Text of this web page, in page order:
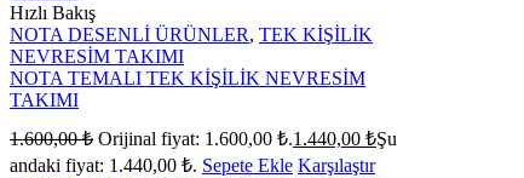
Hızlı Bakış
NOTA DESENLİ ÜRÜNLER, TEK KİŞİLİK
NEVRESİM TAKIMI
NOTA TEMALI TEK KİŞİLİK NEVRESİM
TAKIMI
1.600,00₺ Orijinal fiyat: 1.600,00 ₺.1.440,00 ₺Şu
andaki fiyat: 1.440,00 ₺. Sepete Ekle Karşılaştır